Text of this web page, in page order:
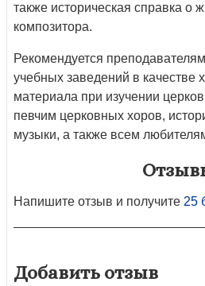
также историческая справка о
композитора.
Рекомендуется
учебных заведений в качестве
материала при изучении
певчим церковных хоров,
музыки, а также всем
Напишите отзыв и получите 25
Добавить отзыв